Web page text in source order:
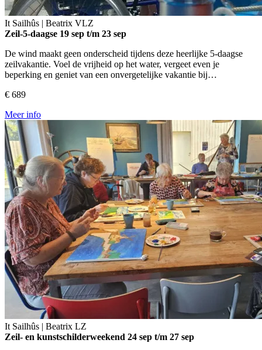
It Sailhûs | Beatrix VLZ
Zeil-5-daagse 19 sep t/m 23 sep
De wind maakt geen onderscheid tijdens deze heerlijke 5-daagse
zeilvakantie. Voel de vrijheid op het water, vergeet even je
beperking en geniet van een onvergetelijke vakantie bij…
€ 689
Meer info
It Sailhûs | Beatrix LZ
Zeil- en kunstschilderweekend 24 sep t/m 27 sep